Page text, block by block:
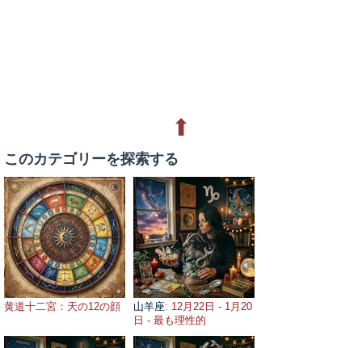
⬆
このカテゴリーを探索する
黄道十二宮：天の12の顔 山羊座: 12月22日 - 1月20
日 - 最も理性的